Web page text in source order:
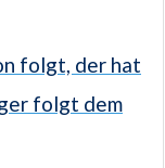
folgt, der hat
folgt dem